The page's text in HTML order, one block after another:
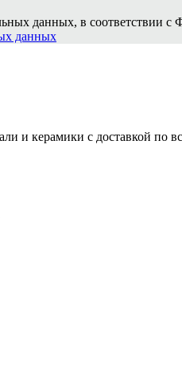
данных, в
данных
и керамики с доставкой по